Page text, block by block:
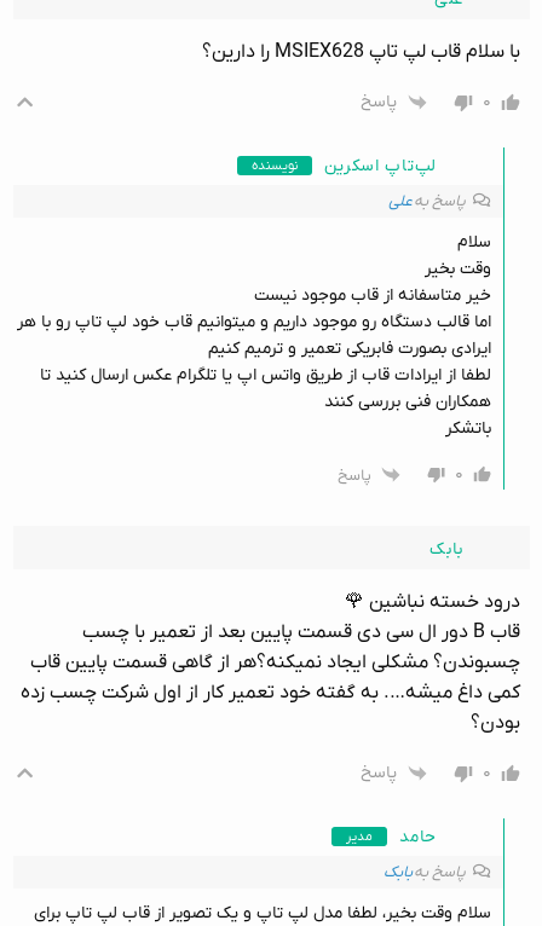
با سلام قاب لپ تاپ MSIEX628 را دارین؟
۰ پاسخ
لپ‌تاپ اسکرین نویسنده
پاسخ بهعلی
سلام
وقت بخیر
خیر متاسفانه از قاب موجود نیست
اما قالب دستگاه رو موجود داریم و میتوانیم قاب خود لپ تاپ رو با هر
ایرادی بصورت فابریکی تعمیر و ترمیم کنیم
لطفا از ایرادات قاب از طریق واتس اپ یا تلگرام عکس ارسال کنید تا
همکاران فنی بررسی کنند
باتشکر
۰
پاسخ
بابک
درود خسته نباشین 🌹
قاب B دور ال سی دی قسمت پایین بعد از تعمیر با چسب
چسبوندن؟ مشکلی ایجاد نمیکنه؟هر از گاهی قسمت پایین قاب
کمی داغ میشه…. به گفته خود تعمیر کار از اول شرکت چسب زده
بودن؟
۰ پاسخ
حامد مدیر
پاسخ بهبابک
سلام وقت بخیر، لطفا مدل لپ تاپ و یک تصویر از قاب لپ تاپ برای